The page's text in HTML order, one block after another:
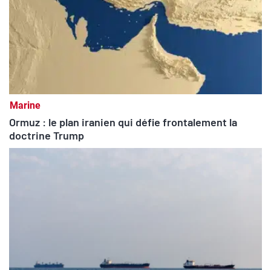
Marine
Ormuz : le plan iranien qui défie frontalement la
doctrine Trump